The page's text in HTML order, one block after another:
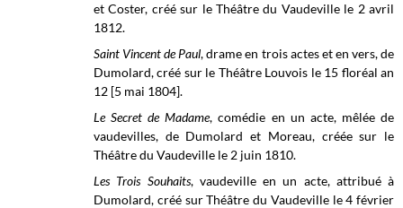
et Coster, créé sur le Théâtre du Vaudevillele 2 avril
1812.
Saint Vincent de Paul, drame en trois actes et en vers, de
Dumolard, créé sur le Théâtre Louvois le 15 floréal an
12 [5 mai 1804].
Le Secret de Madame, comédie en un acte, mêlée de
vaudevilles, de Dumolard et Moreau, créée sur le
Théâtre du Vaudeville le 2 juin 1810.
Les Trois Souhaits, vaudeville en un acte, attribué à
Dumolard, créé sur Théâtre du Vaudeville le 4 février